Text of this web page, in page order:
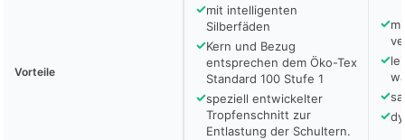
Vorteile
✓mit intelligenten
Silberfäden
✓Kern und Bezug
entsprechen dem Öko-Tex
Standard 100 Stufe 1
✓speziell entwickelter
Tropfenschnitt zur
Entlastung der Schultern.
✓
✓
✓
✓